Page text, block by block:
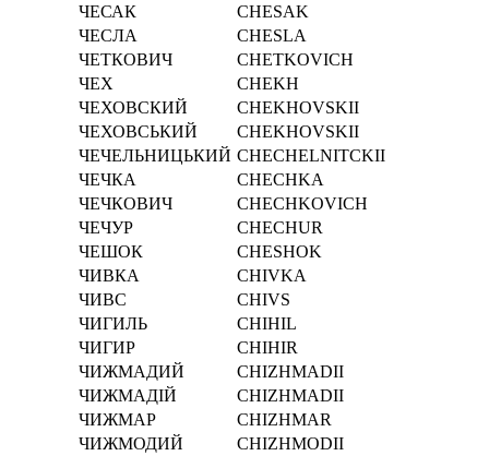
ЧЕСАК
CHESAK
ЧЕСЛА
CHESLA
ЧЕТКОВИЧ
CHETKOVICH
ЧЕХ
CHEKH
ЧЕХОВСКИЙ
CHEKHOVSKII
ЧЕХОВСЬКИЙ
CHEKHOVSKII
ЧЕЧЕЛЬНИЦЬКИЙ CHECHELNITCKII
ЧЕЧКА
CHECHKA
ЧЕЧКОВИЧ
CHECHKOVICH
ЧЕЧУР
CHECHUR
ЧЕШОК
CHESHOK
ЧИВКА
CHIVKA
ЧИВС
CHIVS
ЧИГИЛЬ
CHIHIL
ЧИГИР
CHIHIR
ЧИЖМАДИЙ
CHIZHMADII
ЧИЖМАДІЙ
CHIZHMADІI
ЧИЖМАР
CHIZHMAR
ЧИЖМОДИЙ
CHIZHMODII